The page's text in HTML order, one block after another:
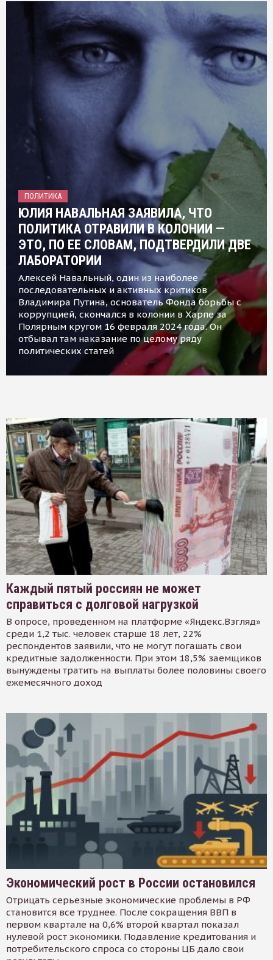
ПОЛИТИКА
ЮЛИЯ НАВАЛЬНАЯ ЗАЯВИЛА, ЧТО
ПОЛИТИКА ОТРАВИЛИ В КОЛОНИИ —
ЭТО, ПО ЕЕ СЛОВАМ, ПОДТВЕРДИЛИ ДВЕ
ЛАБОРАТОРИИ
Алексей Навальный, один из наиболее
последовательных и активных критиков
Владимира Путина, основатель Фонда борьбы с
коррупцией, скончался в колонии в Харпе за
Полярным кругом 16 февраля 2024 года. Он
отбывал там наказание по целому ряду
политических статей
Каждый пятый россиян не может
справиться с долговой нагрузкой
В опросе, проведенном на платформе «Яндекс.Взгляд»
среди 1,2 тыс. человек старше 18 лет, 22%
респондентов заявили, что не могут погашать свои
кредитные задолженности. При этом 18,5% заемщиков
вынуждены тратить на выплаты более половины своего
ежемесячного доход
Экономический рост в России остановился
Отрицать серьезные экономические проблемы в РФ
становится все труднее. После сокращения ВВП в
первом квартале на 0,6% второй квартал показал
нулевой рост экономики. Подавление кредитования и
потребительского спроса со стороны ЦБ дало свои